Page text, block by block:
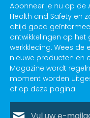
Abonneer je nu op de
Health and Safety en
altijd goed
ontwikkelingen op
werkkleding. Wees
nieuwe producten en
Magazine wordt
moment worden
of op deze pagina.